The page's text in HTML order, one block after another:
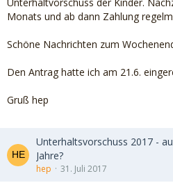
Monats und ab dann Zahlung
Schöne Nachrichten zum
Den Antrag hatte ich am 21.6.
Gruß hep
Unterhaltsvorschuss 2017 -
Jahre?
hep 31. Juli 2017